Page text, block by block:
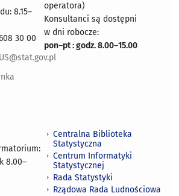
8.15–
30 00
operatora)
Konsultanci są dostępni
w dni robocze:
pon–pt : godz. 8.00–15.00
8.00–
Centralna Biblioteka
Statystyczna
Centrum Informatyki
Statystycznej
Rada Statystyki
Rządowa Rada Ludnościowa